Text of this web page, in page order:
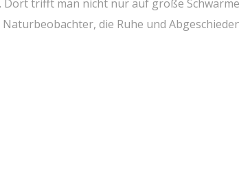
Dort trifft⁤ man nicht ⁤nur auf große
die ⁢Ruhe‌ und